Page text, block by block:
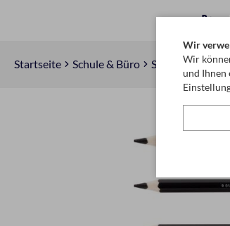
Startseite Schule & Büro Schreiben,
Wir
Wir
und Ihnen